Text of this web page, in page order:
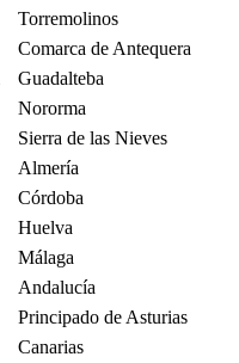
Torremolinos
Comarca de Antequera
Guadalteba
Nororma
Sierra de las Nieves
Almería
Córdoba
Huelva
Málaga
Andalucía
Principado de Asturias
Canarias